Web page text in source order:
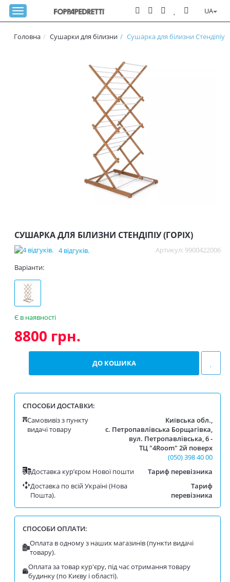
UA
Головна Сушарки для білизни Сушарка для білизни Стендіпіу
СУШАРКА ДЛЯ БІЛИЗНИ СТЕНДІПІУ (ГОРІХ)
4 відгуків.
Артикул: 9900422006
Варіанти:
Є в наявності
8800 грн.
СПОСОБИ ДОСТАВКИ:
Самовивіз з пункту
видачі товару
Київська обл.,
с. Петропавлівська Борщагівка,
вул. Петропавлівська, 6 -
ТЦ "4Room" 2й поверх
(050) 398 40 00
Доставка курʼєром Нової пошти
Тариф перевізника
Доставка по всій Україні (Нова
Пошта).
Тариф
перевізника
СПОСОБИ ОПЛАТИ:
Оплата в одному з наших магазинів (пункти видачі
товару).
Оплата за товар кур'єру, під час отримання товару
будинку (по Києву і області).